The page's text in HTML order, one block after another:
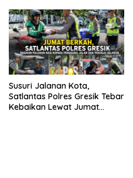
Susuri Jalanan Kota,
Satlantas Polres Gresik Tebar
Kebaikan Lewat Jumat